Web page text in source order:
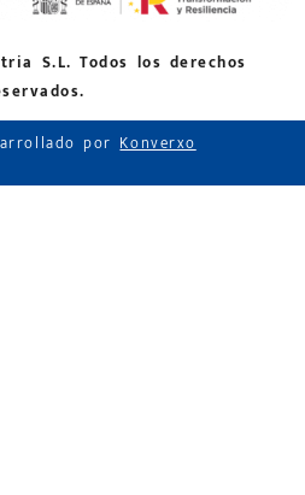
S.L. Todos los derechos
porKonverxo